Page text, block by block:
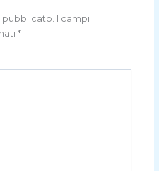
pubblicato. I campi
*